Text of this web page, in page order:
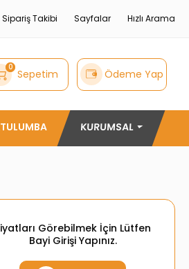
Sipariş Takibi Sayfalar Hızlı Arama
0 Sepetim Ödeme Yap
KURUMSAL
Görebilmek İçin Lütfen
Bayi Girişi Yapınız.